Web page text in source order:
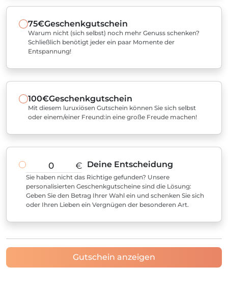
75€Geschenkgutschein
Warum nicht (sich selbst) noch mehr Genuss schenken?
Schließlich benötigt jeder ein paar Momente der
Entspannung!
100€Geschenkgutschein
Mit diesem luruxiösen Gutschein können Sie sich selbst
oder einem/einer Freund:in eine große Freude machen!
€ Deine Entscheidung
Sie haben nicht das Richtige gefunden? Unsere
personalisierten Geschenkgutscheine sind die Lösung:
Geben Sie den Betrag Ihrer Wahl ein und schenken Sie sich
oder Ihren Lieben ein Vergnügen der besonderen Art.
Gutschein anzeigen